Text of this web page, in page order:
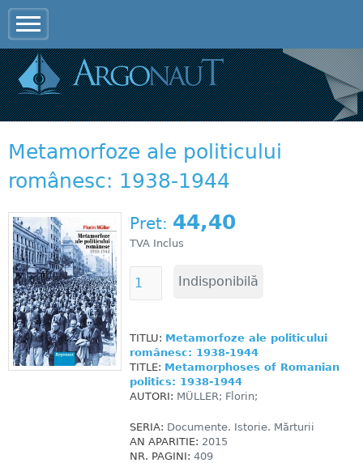
Metamorfoze ale politicului
românesc: 1938-1944
Pret: 44,40
TVA Inclus
TITLU: Metamorfoze ale politicului
românesc: 1938-1944
TITLE: Metamorphoses of Romanian
politics: 1938-1944
AUTORI: MÜLLER; Florin;
SERIA: Documente. Istorie. Mărturii
AN APARITIE: 2015
NR. PAGINI: 409